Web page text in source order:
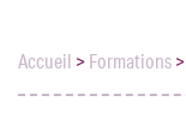
Accueil >Formations>